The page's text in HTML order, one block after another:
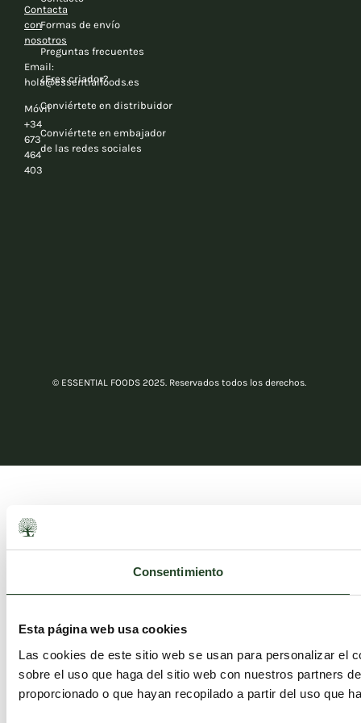
Consentimiento
Esta página web usa cookies
Las cookies de este sitio web se usan para personalizar el
sobre el uso que haga del sitio web con nuestros partners
proporcionado o que hayan recopilado a partir del uso que
Contacta
con
nosotros
Email:
hola@essentialfoods.es
Móvil
+34
673
464
403
Formas de envío
Preguntas frecuentes
¿Eres criador?
Conviértete en distribuidor
Conviértete en embajador
de las redes sociales
© ESSENTIAL FOODS 2025. Reservados todos los derechos.